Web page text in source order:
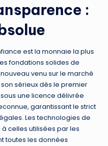
:
est la monnaie la plus
fondations solides de
venu sur le marché
sérieux dès le premier
une licence délivrée
garantissant le strict
Les technologies de
celles utilisées par les
toutes les données